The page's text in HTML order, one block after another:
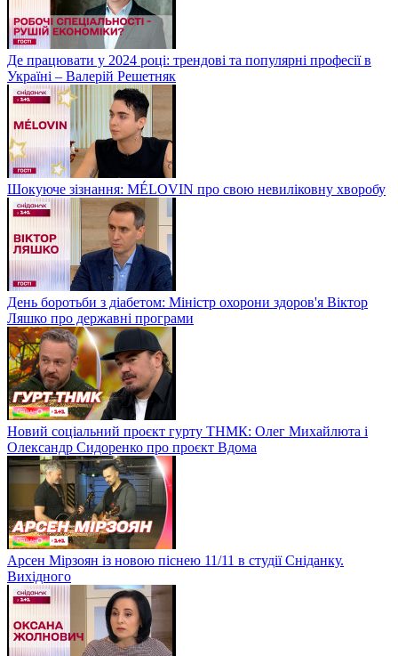
Де працювати у 2024 році: трендові та популярні професії в
Україні – Валерій Решетняк
Шокуюче зізнання: MÉLOVIN про свою невиліковну хворобу
День боротьби з діабетом: Міністр охорони здоров'я Віктор
Ляшко про державні програми
Новий соціальний проєкт гурту ТНМК: Олег Михайлюта і
Олександр Сидоренко про проєкт Вдома
Арсен Мірзоян із новою піснею 11/11 в студії Сніданку.
Вихідного